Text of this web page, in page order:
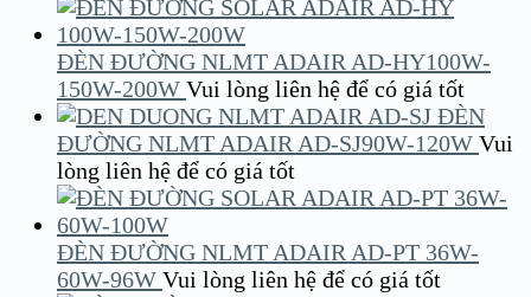
ĐÈN ĐƯỜNG NLMT ADAIR AD-HY100W-
150W-200W Vui lòng liên hệ để có giá tốt
ĐÈN
ĐƯỜNG NLMT ADAIR AD-SJ90W-120W Vui
lòng liên hệ để có giá tốt
ĐÈN ĐƯỜNG NLMT ADAIR AD-PT 36W-
60W-96W Vui lòng liên hệ để có giá tốt